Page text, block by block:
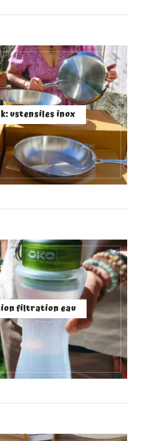
ustensiles inox
filtration eau